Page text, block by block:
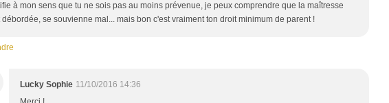
à mon sens que tu ne sois pas au moins prévenue, je peux comprendre que la maîtresse
débordée, se souvienne mal... mais bon c'est vraiment ton droit minimum de parent !
Lucky Sophie 11/10/2016 14:36